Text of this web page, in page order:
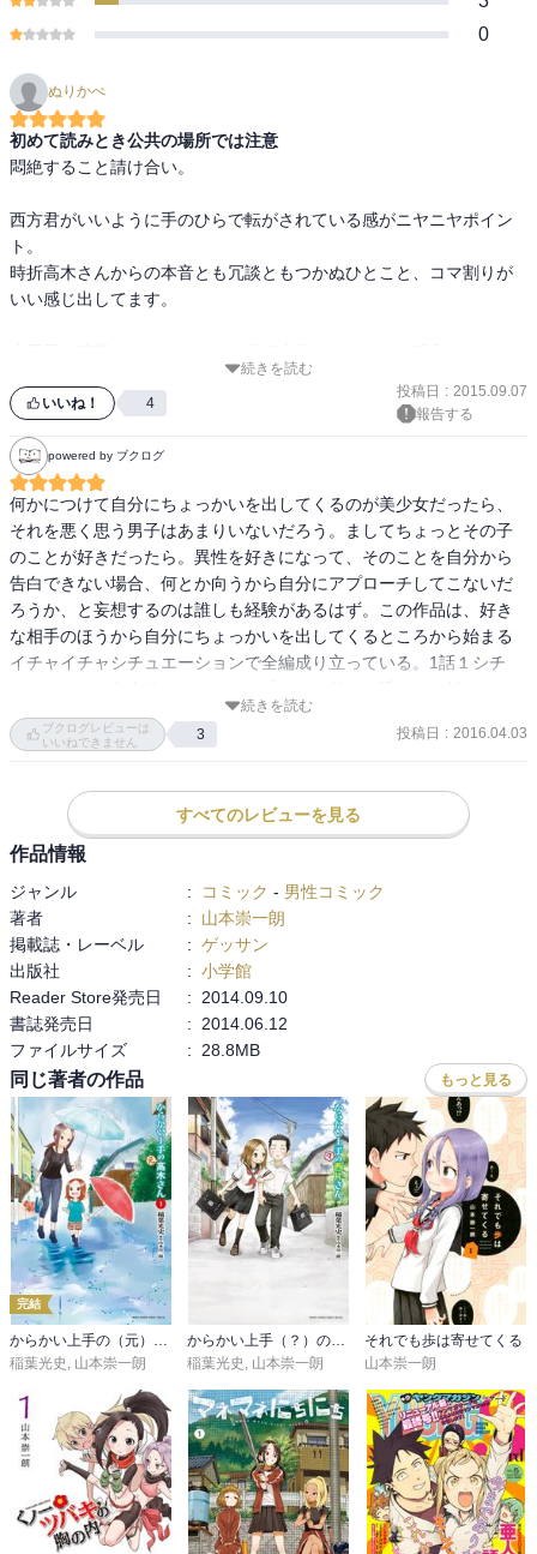
0
ぬりかべ
初めて読みとき公共の場所では注意
悶絶すること請け合い。
西方君がいいように手のひらで転がされている感がニヤニヤポイン
ト。
時折高木さんからの本音とも冗談ともつかぬひとこと、コマ割りが
いい感じ出してます。
早く続きが読みたくなる漫画だと思います。
続きを読む
いいね！ 4
投稿日 : 2015.09.07
報告する
powered by ブクログ
何かにつけて自分にちょっかいを出してくるのが美少女だったら、
それを悪く思う男子はあまりいないだろう。ましてちょっとその子
のことが好きだったら。異性を好きになって、そのことを自分から
告白できない場合、何とか向うから自分にアプローチしてこないだ
ろうか、と妄想するのは誰しも経験があるはず。この作品は、好き
な相手のほうから自分にちょっかいを出してくるところから始まる
イチャイチャシチュエーションで全編成り立っている。1話１シチ
ロインは主人公を呼び捨て。男子が女子に対していだく一般的な異
性への関心と、主人公がヒロインに対していだいてる無自覚な好意
つねに毎回してやられ、主人公は小学生っぽい発想から仕返しを企
むも必ず返り討ちにあうという、大人に成りかけている女子と子供
のままの男子という関係や「女の子が一枚上手感」というＭっぽい
いうことがこの作品の一番の萌えポイントだろう。
続きを読む
ブクログレビューは
いいねできません
3 投稿日 : 2016.04.03
すべてのレビューを見る
作品情報
ジャンル : コミック - 男性コミック
著者
:
山本崇一朗
掲載誌・レーベル
: ゲッサン
出版社
: 小学館
Reader Store発売日
:
2014.09.10
書誌発売日
:
2014.06.12
ファイルサイズ
: 28.8MB
同じ著者の作品 もっと見る
完結
からかい上手の（元）高木さん
稲葉光史 , 山本崇一朗
からかい上手（？）の西片さん
稲葉光史 , 山本崇一朗
それでも歩は寄せてくる
山本崇一朗